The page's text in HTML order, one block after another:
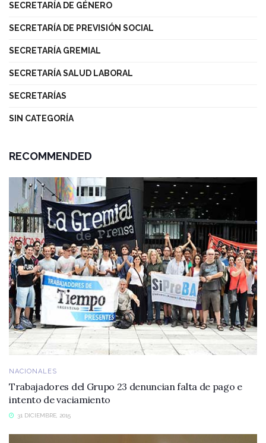
SECRETARÍA DE GÉNERO
SECRETARÍA DE PREVISIÓN SOCIAL
SECRETARÍA GREMIAL
SECRETARÍA SALUD LABORAL
SECRETARÍAS
SIN CATEGORÍA
RECOMMENDED
NACIONALES
Trabajadores del Grupo 23 denuncian falta de pago e
intento de vaciamiento
31 DICIEMBRE, 2015